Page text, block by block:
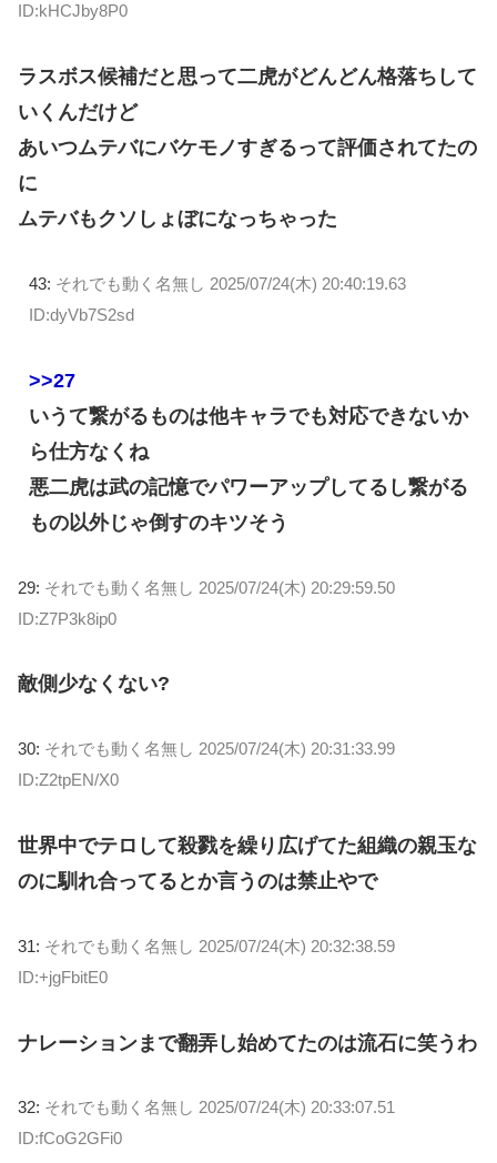
ID:kHCJby8P0
ラスボス候補だと思って二虎がどんどん格落ちして
いくんだけど
あいつムテバにバケモノすぎるって評価されてたの
に
ムテバもクソしょぼになっちゃった
43: それでも動く名無し 2025/07/24(木) 20:40:19.63
ID:dyVb7S2sd
>>27
いうて繋がるものは他キャラでも対応できないか
ら仕方なくね
悪二虎は武の記憶でパワーアップしてるし繋がる
もの以外じゃ倒すのキツそう
29: それでも動く名無し 2025/07/24(木) 20:29:59.50
ID:Z7P3k8ip0
敵側少なくない?
30: それでも動く名無し 2025/07/24(木) 20:31:33.99
ID:Z2tpEN/X0
世界中でテロして殺戮を繰り広げてた組織の親玉な
のに馴れ合ってるとか言うのは禁止やで
31: それでも動く名無し 2025/07/24(木) 20:32:38.59
ID:+jgFbitE0
ナレーションまで翻弄し始めてたのは流石に笑うわ
32: それでも動く名無し 2025/07/24(木) 20:33:07.51
ID:fCoG2GFi0